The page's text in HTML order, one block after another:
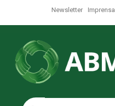
Newsletter Imprensa